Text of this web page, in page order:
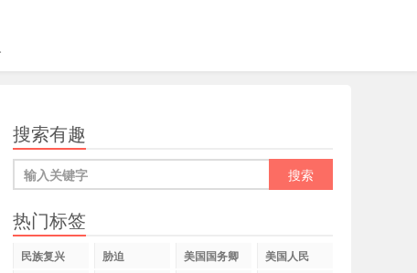
搜索有趣
热门标签
民族复兴 胁迫 美国国务卿
美国人民